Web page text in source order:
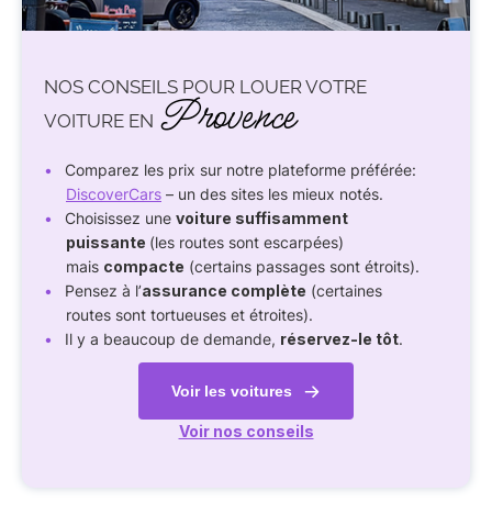
NOS CONSEILS POUR LOUER VOTRE
VOITURE EN Provence
Comparez les prix sur notre plateforme préférée:
DiscoverCars – un des sites les mieux notés.
Choisissez une voiture suffisamment
puissante (les routes sont escarpées)
mais compacte (certains passages sont étroits).
Pensez à l’assurance complète (certaines
routes sont tortueuses et étroites).
Il y a beaucoup de demande, réservez-le tôt.
Voir les voitures
Voir nos conseils